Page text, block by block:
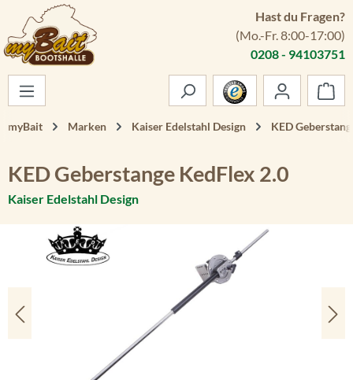
Zum Hauptinhalt springen
Hast du Fragen?
(Mo.-Fr. 8:00-17:00)
0208 - 94103751
myBait Marken Kaiser Edelstahl Design KED
KED Geberstange KedFlex 2.0
Kaiser Edelstahl Design
Bildergalerie überspringen